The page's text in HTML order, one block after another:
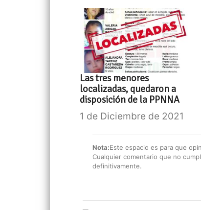
Las tres menores
localizadas, quedaron a
disposición de la PPNNA
1 de Diciembre de 2021
Nota:Este espacio es para que
Cualquier comentario que no
definitivamente.